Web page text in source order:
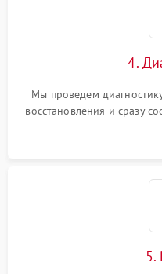
4.
Мы проведем
восстановления и сразу
5.